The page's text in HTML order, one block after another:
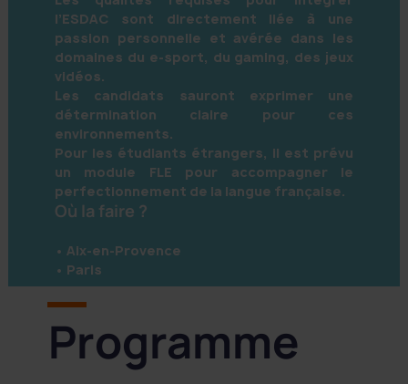
l’ESDAC sont directement liée à une
passion personnelle et avérée dans les
domaines du e-sport, du gaming, des jeux
vidéos.
Les candidats sauront exprimer une
détermination claire pour ces
environnements.
Pour les étudiants étrangers, il est prévu
un module FLE pour accompagner le
perfectionnement de la langue française.
Où la faire ?
• Aix-en-Provence
• Paris
Programme